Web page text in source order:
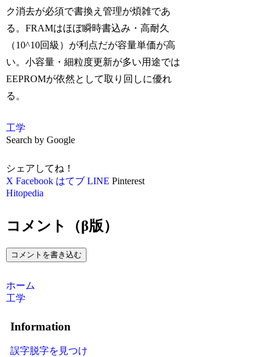
ク消去が必須で書換え管理が煩雑であ
る。FRAMはほぼ瞬時書込み・高耐久
（10^10回級）が利点だが容量単価が高
い。小容量・細粒度更新が多い用途では
EEPROMが依然として取り回しに優れ
る。
工学
Search by Google
シェアしてね！
X Facebook はてブ LINE Pinterest
Hitopedia
コメント（β版）
コメントを書き込む
ホーム
工学
Information
誤字脱字を見つけ